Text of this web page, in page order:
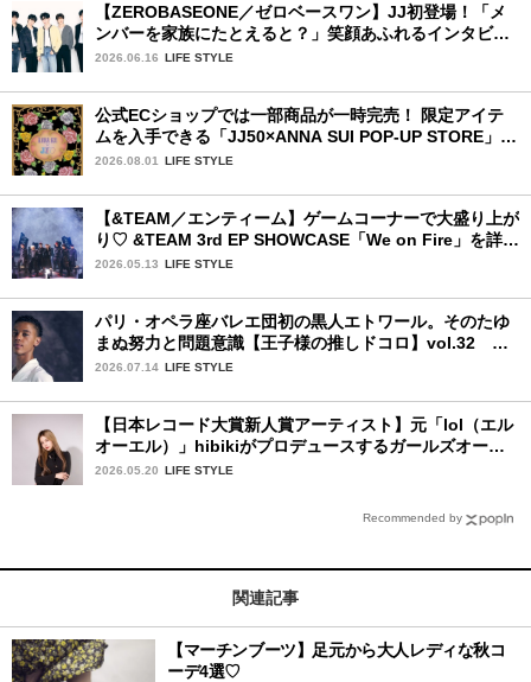
【ZEROBASEONE／ゼロベースワン】JJ初登場！「メ
ンバーを家族にたとえると？」笑顔あふれるインタビュ
ー♡
2026.06.16 LIFE STYLE
公式ECショップでは一部商品が一時完売！ 限定アイテ
ムを入手できる「JJ50×ANNA SUI POP-UP STORE」が
広島で開催決定
2026.08.01 LIFE STYLE
【&TEAM／エンティーム】ゲームコーナーで大盛り上が
り♡ &TEAM 3rd EP SHOWCASE「We on Fire」を詳細
レポート【後編】
2026.05.13 LIFE STYLE
パリ・オペラ座バレエ団初の黒人エトワール。そのたゆ
まぬ努力と問題意識【王子様の推しドコロ】vol.32 ギ
ヨーム・ディオップさん
2026.07.14 LIFE STYLE
【日本レコード大賞新人賞アーティスト】元「lol（エル
オーエル）」hibikiがプロデュースするガールズオーデ
ィションが始動！ 応募は5月31日（日）まで
2026.05.20 LIFE STYLE
Recommended by
関連記事
【マーチンブーツ】足元から大人レディな秋コ
ーデ4選♡